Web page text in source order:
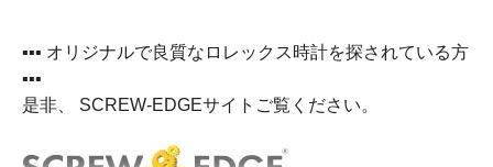
▪▪▪ オリジナルで良質なロレックス時計を探されている方
▪▪▪
是非、 SCREW-EDGEサイトご覧ください。